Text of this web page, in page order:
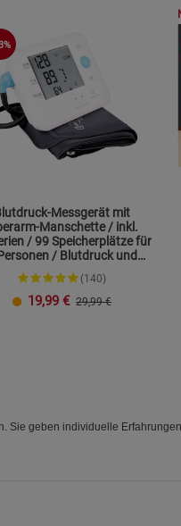
Messgerät mit
Manschette / inkl.
/ 99 Speicherplätze für
/ Blutdruck und
Herzfrequenz
(140)
19,99 € 29,99 €
Sie geben individuelle Erfahrungen
Marketing Cookies
Impressum